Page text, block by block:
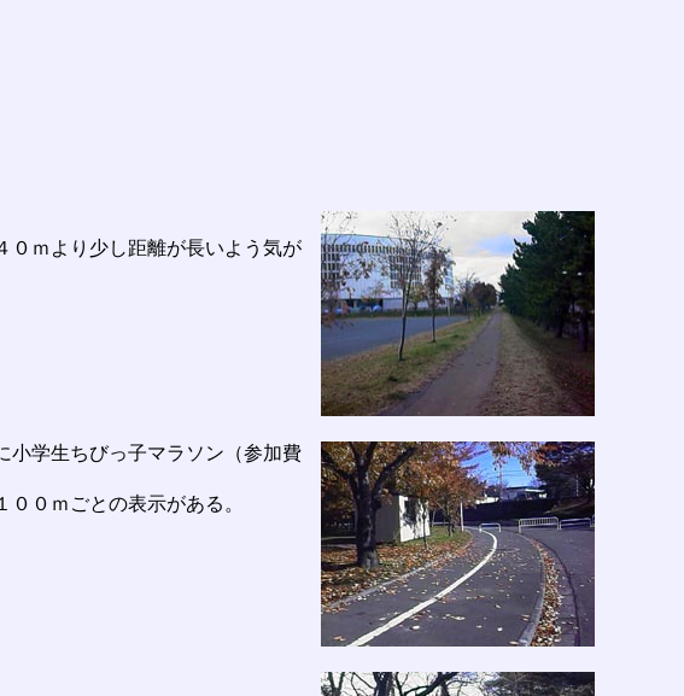
ｍより少し距離が長いよう気が
学生ちびっ子マラソン（参加費
０ｍごとの表示がある。